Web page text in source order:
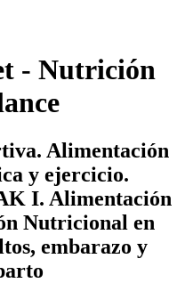
- Nutrición
Alimentación
y ejercicio.
I. Alimentación
Nutricional en
embarazo y